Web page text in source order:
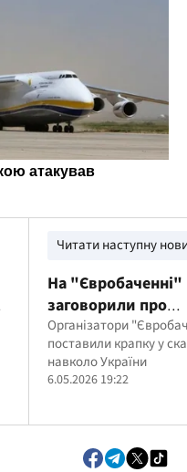
Читати наступну
На "Євробаченні"
заговорили про
дискваліфікацію
Організатори
поставили крапку у
навколо України
6.05.2026 19:22